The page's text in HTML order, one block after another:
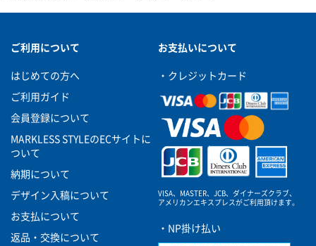
ご利用について
はじめての方へ
ご利用ガイド
会員登録について
MARKLESS STYLEのECサイトに
ついて
納期について
デザイン入稿について
お支払について
返品・交換について
お支払いについて
・クレジットカード
VISA、MASTER、JCB、ダイナーズクラブ、
アメリカンエキスプレスがご利用頂けます。
・NP掛け払い